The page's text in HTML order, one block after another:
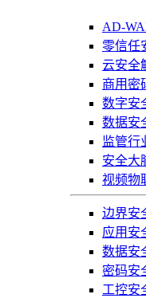
AD-
零信任
云安全
商用密
数字安
数据安
监管行
安全大
视频物
边界安
应用安
数据安
密码安
工控安